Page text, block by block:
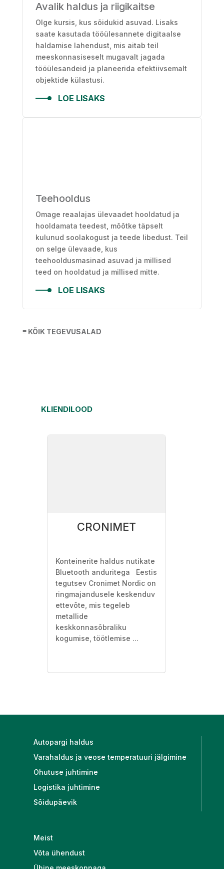
Avalik haldus ja riigikaitse
Olge kursis, kus sõidukid asuvad. Lisaks
saate kasutada tööülesannete digitaalse
haldamise lahendust, mis aitab teil
meeskonnasiseselt mugavalt jagada
tööülesandeid ja planeerida efektiivsemalt
objektide külastusi.
LOE LISAKS
Teehooldus
Omage reaalajas ülevaadet hooldatud ja
hooldamata teedest, mõõtke täpselt
kulunud soolakogust ja teede libedust. Teil
on selge ülevaade, kus
teehooldusmasinad asuvad ja millised
teed on hooldatud ja millised mitte.
LOE LISAKS
≡ KÕIK TEGEVUSALAD
KLIENDILOOD
CRONIMET
Konteinerite haldus nutikate
Bluetooth anduritega Eestis
tegutsev Cronimet Nordic on
ringmajandusele keskenduv
ettevõte, mis tegeleb
metallide
keskkonnasõbraliku
kogumise, töötlemise ...
Autopargi haldus
Varahaldus ja veose temperatuuri jälgimine
Ohutuse juhtimine
Logistika juhtimine
Sõidupäevik
Meist
Võta ühendust